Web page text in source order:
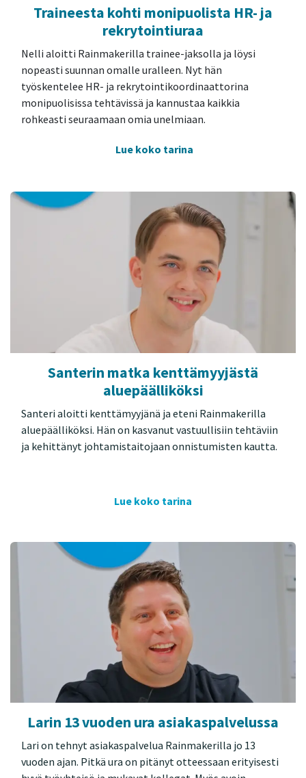
Traineesta kohti monipuolista HR- ja
rekrytointiuraa
Nelli aloitti Rainmakerilla trainee-jaksolla ja löysi
nopeasti suunnan omalle uralleen. Nyt hän
työskentelee HR- ja rekrytointikoordinaattorina
monipuolisissa tehtävissä ja kannustaa kaikkia
rohkeasti seuraamaan omia unelmiaan.
Lue koko​ t​arina
Santerin matka kenttämyyjästä
aluepäälliköksi
Santeri aloitti kenttämyyjänä ja eteni Rainmakerilla
aluepäälliköksi. Hän on kasvanut vastuullisiin tehtäviin
ja kehittänyt johtamistaitojaan onnistumisten kautta.
Lue koko tarina
Larin 13 vuoden ura asiakaspalvelussa
Lari on tehnyt asiakaspalvelua Rainmakerilla jo 13
vuoden ajan. Pitkä ura on pitänyt otteessaan erityisesti